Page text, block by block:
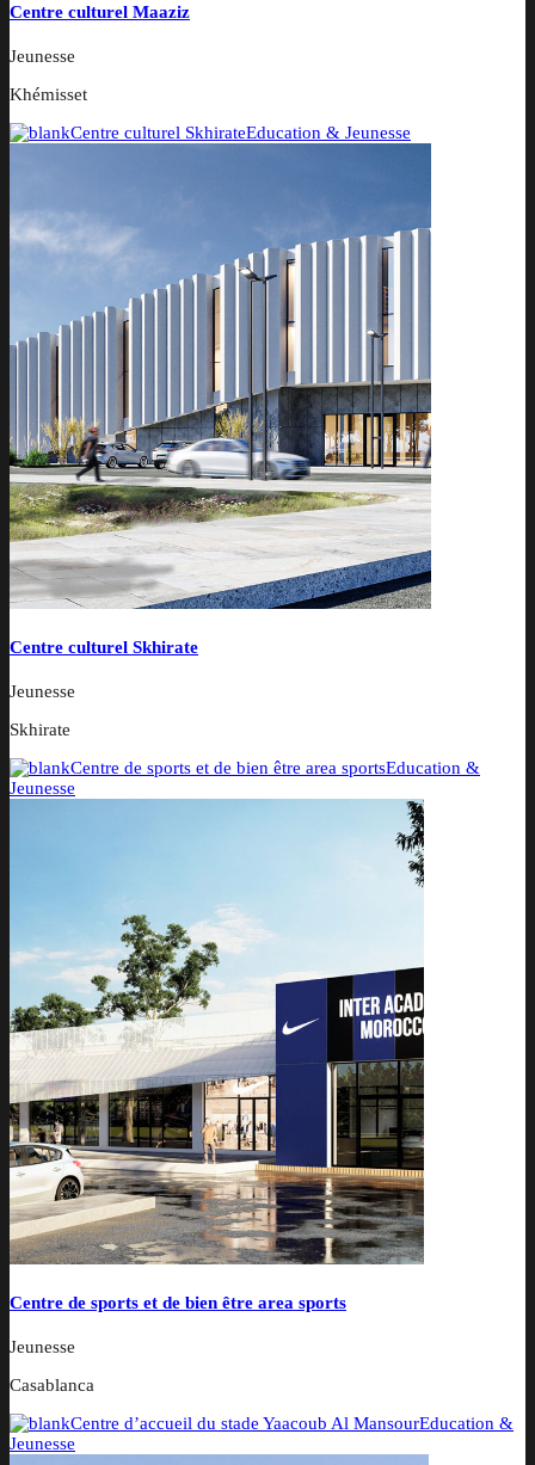
Centre culturel Maaziz
Jeunesse
Khémisset
Centre culturel SkhirateEducation & Jeunesse
Centre culturel Skhirate
Jeunesse
Skhirate
Centre de sports et de bien être area sportsEducation &
Jeunesse
Centre de sports et de bien être area sports
Jeunesse
Casablanca
Centre d’accueil du stade Yaacoub Al MansourEducation &
Jeunesse